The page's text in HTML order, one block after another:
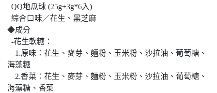
QQ地瓜球 (25g±3g*6入)
綜合口味／花生、黑芝麻
◆成分
-花生軟糖：
1.原味：花生、麥芽、麵粉、玉米粉、沙拉油、葡萄糖、
海藻糖
2.香菜：花生、麥芽、麵粉、玉米粉、沙拉油、葡萄糖、
海藻糖、香菜